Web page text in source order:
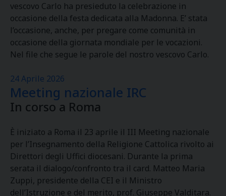
vescovo Carlo ha presieduto la celebrazione in
occasione della festa dedicata alla Madonna. E’ stata
l’occasione, anche, per pregare come comunità in
occasione della giornata mondiale per le vocazioni.
Nel file che segue le parole del nostro vescovo Carlo.
24 Aprile 2026
Meeting nazionale IRC
In corso a Roma
È iniziato a Roma il 23 aprile il III Meeting nazionale
per l’Insegnamento della Religione Cattolica rivolto ai
Direttori degli Uffici diocesani. Durante la prima
serata il dialogo/confronto tra il card. Matteo Maria
Zuppi, presidente della CEI e il Ministro
dell’Istruzione e del merito, prof. Giuseppe Valditara.